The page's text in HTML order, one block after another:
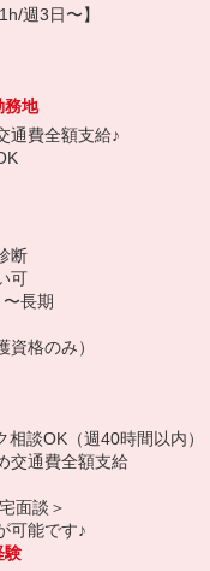
応可能☆
お気軽にご相談ください。
週3日〜】
務地
費全額支給♪
断
可
長期
格のみ）
談OK（週40時間以内）
交通費全額支給
面談＞
可能です♪
験